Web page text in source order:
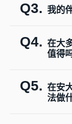
Q3. 我的
Q4. 在大
值得
Q5. 在安
法做